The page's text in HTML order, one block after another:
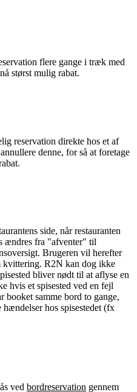
flere gange i træk med
størst mulig rabat.
reservation direkte hos et af
denne, for så at foretage
side, når restauranten
ændres fra "afventer" til
Brugeren vil herefter
kvittering. R2N kan dog ikke
bliver nødt til at aflyse en
hvis et spisested ved en fejl
booket samme bord to gange,
hos spisestedet (fx
ved bordreservation gennem